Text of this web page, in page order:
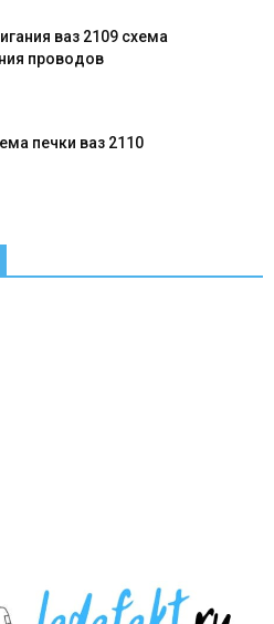
ваз 2109 схема
проводов
печки ваз 2110